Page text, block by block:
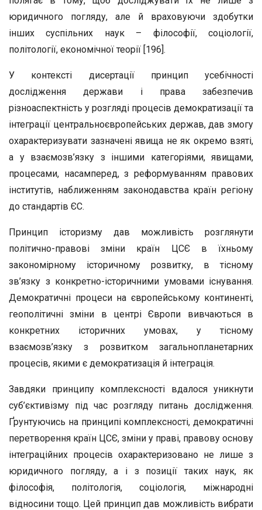
юридичного погляду, але й враховуючи здобутки
інших суспільних наук – філософії, соціології,
політології, економічної теорії [196].
У контексті дисертації принцип усебічності
дослідження держави і права забезпечив
різноаспектність у розгляді процесів демократизації та
інтеграції центральноєвропейських держав, дав змогу
охарактеризувати зазначені явища не як окремо взяті,
а у взаємозв’язку з іншими категоріями, явищами,
процесами, насамперед, з реформуванням правових
інститутів, наближенням законодавства країн регіону
до стандартів ЄС.
Принцип історизму дав можливість розглянути
політично-правові зміни країн ЦСЄ в їхньому
закономірному історичному розвитку, в тісному
зв’язку з конкретно-історичними умовами існування.
Демократичні процеси на європейському континенті,
геополітичні зміни в центрі Європи вивчаються в
конкретних історичних умовах, у тісному
взаємозв’язку з розвитком загальнопланетарних
процесів, якими є демократизація й інтеграція.
Завдяки принципу комплексності вдалося уникнути
суб’єктивізму під час розгляду питань дослідження.
Ґрунтуючись на принципі комплексності, демократичні
перетворення країн ЦСЄ, зміни у праві, правову основу
інтеграційних процесів охарактеризовано не лише з
юридичного погляду, а і з позиції таких наук, як
філософія, політологія, соціологія, міжнародні
відносини тощо. Цей принцип дав можливість вибрати